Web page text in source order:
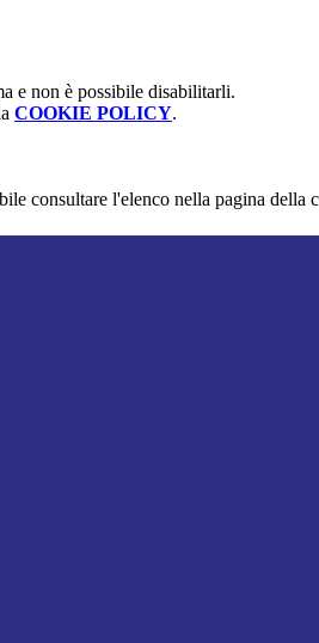
e non è possibile disabilitarli.
COOKIE POLICY.
consultare l'elenco nella pagina della